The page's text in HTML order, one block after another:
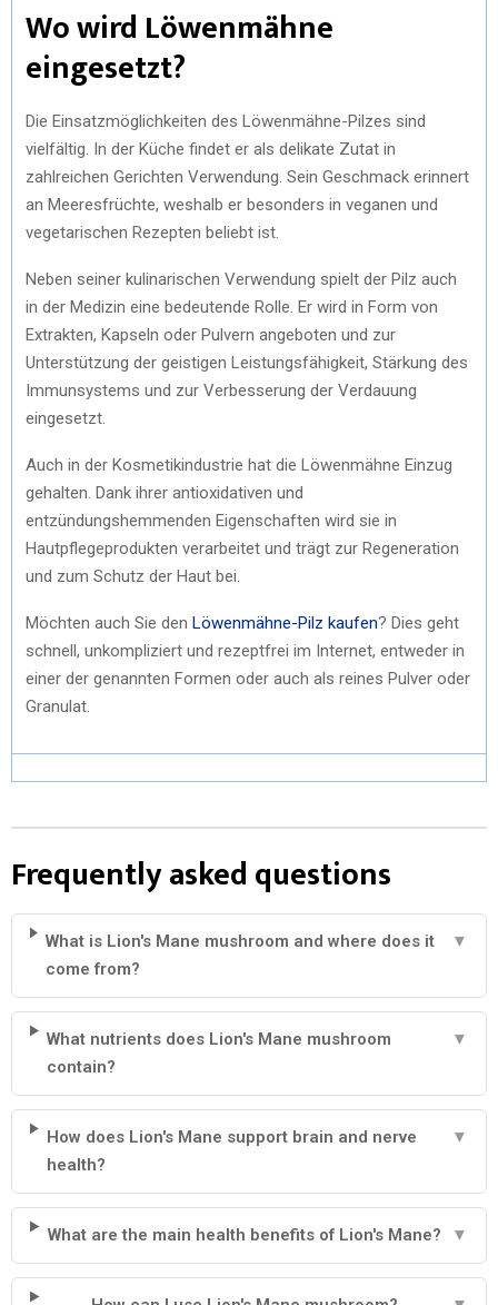
Wo wird Löwenmähne
eingesetzt?
Die Einsatzmöglichkeiten des Löwenmähne-Pilzes sind
vielfältig. In der Küche findet er als delikate Zutat in
zahlreichen Gerichten Verwendung. Sein Geschmack erinnert
an Meeresfrüchte, weshalb er besonders in veganen und
vegetarischen Rezepten beliebt ist.
Neben seiner kulinarischen Verwendung spielt der Pilz auch
in der Medizin eine bedeutende Rolle. Er wird in Form von
Extrakten, Kapseln oder Pulvern angeboten und zur
Unterstützung der geistigen Leistungsfähigkeit, Stärkung des
Immunsystems und zur Verbesserung der Verdauung
eingesetzt.
Auch in der Kosmetikindustrie hat die Löwenmähne Einzug
gehalten. Dank ihrer antioxidativen und
entzündungshemmenden Eigenschaften wird sie in
Hautpflegeprodukten verarbeitet und trägt zur Regeneration
und zum Schutz der Haut bei.
Möchten auch Sie den Löwenmähne-Pilz kaufen? Dies geht
schnell, unkompliziert und rezeptfrei im Internet, entweder in
einer der genannten Formen oder auch als reines Pulver oder
Granulat.
Frequently asked questions
What is Lion's Mane mushroom and where does it
come from?
▼
What nutrients does Lion's Mane mushroom
contain?
▼
How does Lion's Mane support brain and nerve
health?
▼
What are the main health benefits of Lion's Mane? ▼